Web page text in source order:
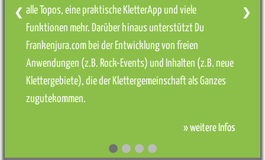
alle Topos, eine praktische KletterApp und viele
Funktionen mehr. Darüber hinaus unterstützt Du
Frankenjura.com bei der Entwicklung von freien
Anwendungen (z.B. Rock-Events) und Inhalten (z.B. neue
Klettergebiete), die der Klettergemeinschaft als Ganzes
zugutekommen.
» weitere Infos
❮ ❯